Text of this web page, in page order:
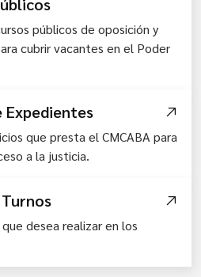
públicos de oposición y
cubrir vacantes en el Poder
Expedientes
que presta el CMCABA para
a la justicia.
desea realizar en los